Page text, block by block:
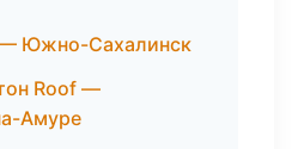
Южно-Сахалинск
Roof —
Амуре